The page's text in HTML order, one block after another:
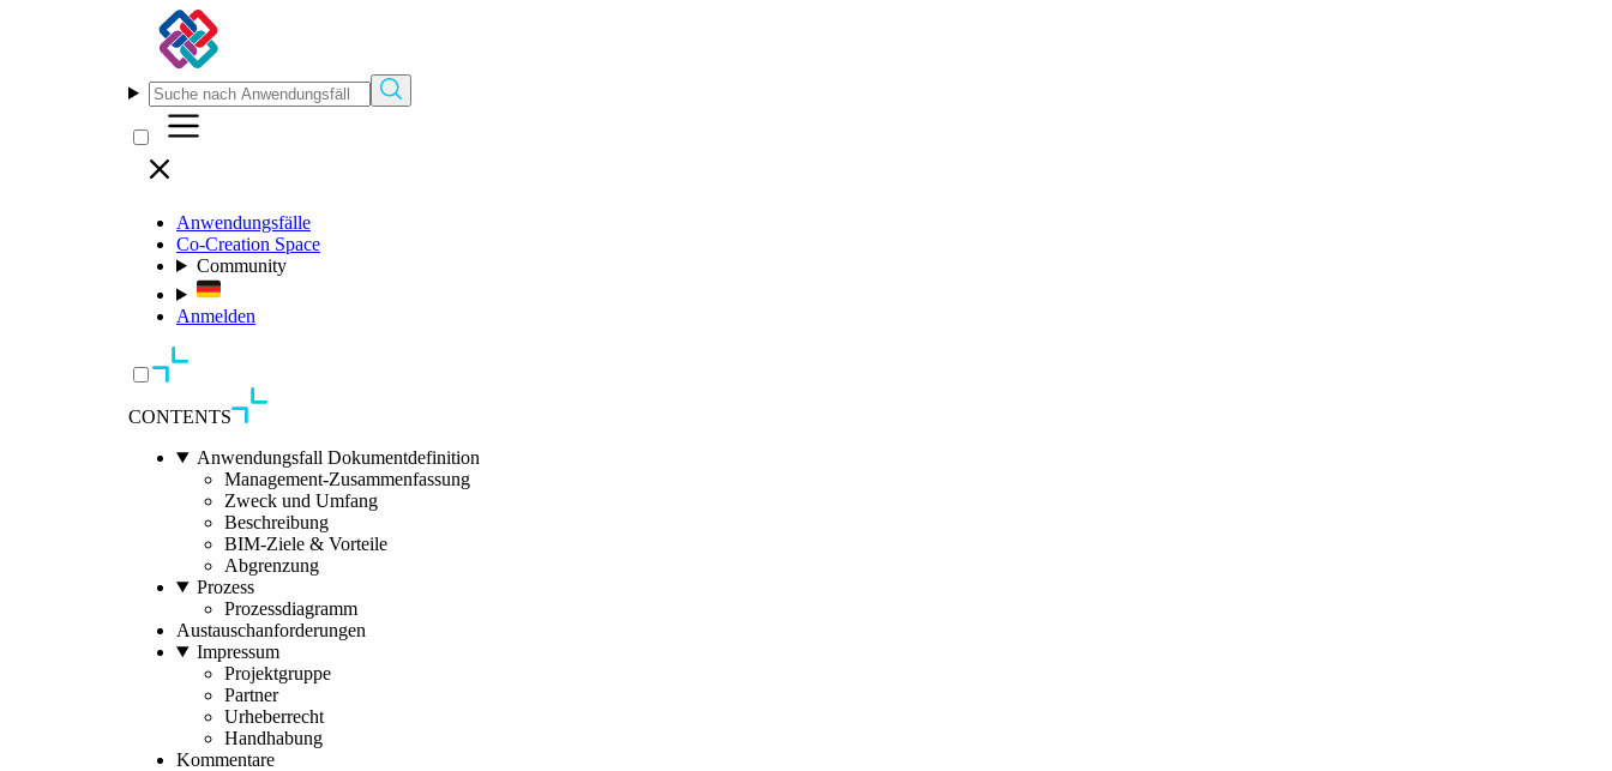
Anwendungsfälle
Co-Creation Space
Community
Anmelden
CONTENTS
Anwendungsfall Dokumentdefinition
Management-Zusammenfassung
Zweck und Umfang
Beschreibung
BIM-Ziele & Vorteile
Abgrenzung
Prozess
Prozessdiagramm
Austauschanforderungen
Impressum
Projektgruppe
Partner
Urheberrecht
Handhabung
Kommentare